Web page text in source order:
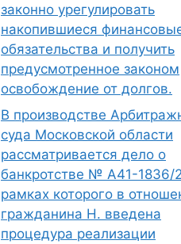
законно урегулировать
накопившиеся
обязательства и получить
предусмотренное законом
освобождение от долгов.
В производстве
суда Московской области
рассматривается дело о
банкротстве № А41-1836/
рамках которого в
гражданина Н. введена
процедура реализации